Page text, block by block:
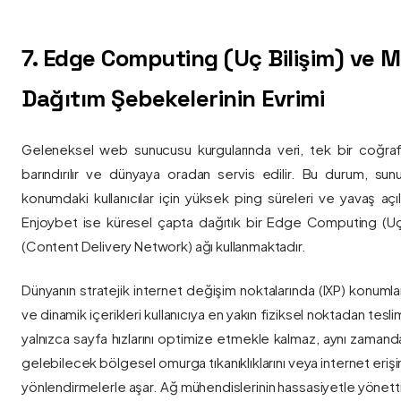
7. Edge Computing (Uç Bilişim) ve
Dağıtım Şebekelerinin Evrimi
Geleneksel web sunucusu kurgularında veri, tek bir
barındırılır ve dünyaya oradan servis edilir. Bu durum,
konumdaki kullanıcılar için yüksek ping süreleri ve yavaş
Enjoybet ise küresel çapta dağıtık bir Edge Computing
(Content Delivery Network) ağı kullanmaktadır.
Dünyanın stratejik internet değişim noktalarında (IXP)
ve dinamik içerikleri kullanıcıya en yakın fiziksel noktadan
yalnızca sayfa hızlarını optimize etmekle kalmaz, aynı
gelebilecek bölgesel omurga tıkanıklıklarını veya internet
yönlendirmelerle aşar. Ağ mühendislerinin hassasiyetle